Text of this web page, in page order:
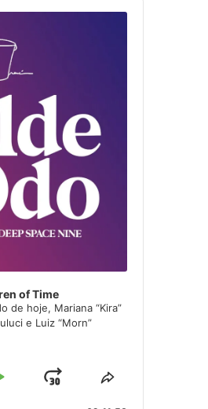
of Time
de hoje, Mariana “Kira”
e Luiz “Morn”
JumpShare